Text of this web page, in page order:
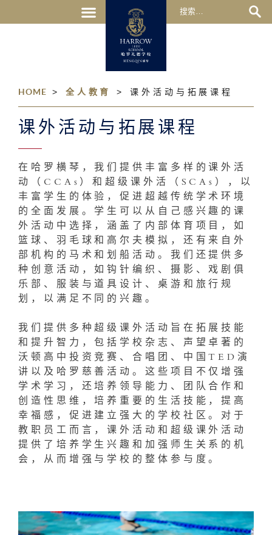
HOME > 全人教育 >课外活动与拓展课程
课外活动与拓展课程
在哈罗横琴，我们提供丰富多样的课外活
动（CCAs）和超级课外活（SCAs），以
丰富学生的体验，促进超越传统学术环境
的全面发展。学生可以从自己感兴趣的课
外活动中选择，涵盖了内部体育项目，如
篮球、羽毛球和高尔夫模拟，还有来自外
部机构的马术和划船活动。我们还提供多
种创意活动，如钩针编织、摄影、戏剧俱
乐部、服装与道具设计、桌游和旅行规
划，以满足不同的兴趣。
我们提供多种超级课外活动旨在拓展技能
和提升智力，包括学校杂志、声望卓著的
沃顿高中投资竞赛、合唱团、中国TED演
讲以及哈罗慈善活动。这些项目不仅增强
学术学习，还培养领导能力、团队合作和
创造性思维，培养重要的生活技能，提高
幸福感，促进建立强大的学校社区。对于
教职员工而言，课外活动和超级课外活动
提供了培养学生兴趣和加强师生关系的机
会，从而增强与学校的整体参与度。